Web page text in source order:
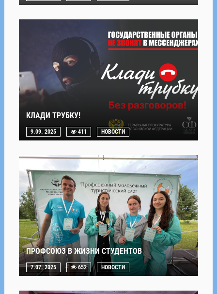
КЛАДИ ТРУБКУ!
9.09. 2025 411 НОВОСТИ
ПРОФСОЮЗ В ЖИЗНИ СТУДЕНТОВ
7.07. 2025 652 НОВОСТИ